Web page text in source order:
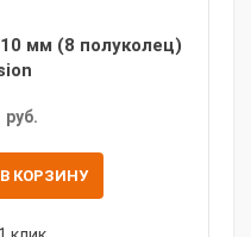
мм (8 полуколец)
руб.
В КОРЗИНУ